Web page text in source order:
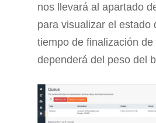
nos llevará al apartado
para visualizar el estado
tiempo de finalización de
dependerá del peso del